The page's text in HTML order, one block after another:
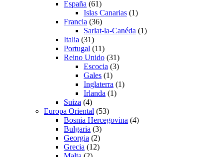
España (61)
Islas Canarias (1)
Francia (36)
Sarlat-la-Canéda (1)
Italia (31)
Portugal (11)
Reino Unido (31)
Escocia (3)
Gales (1)
Inglaterra (1)
Irlanda (1)
Suiza (4)
Europa Oriental (53)
Bosnia Hercegovina (4)
Bulgaria (3)
Georgia (2)
Grecia (12)